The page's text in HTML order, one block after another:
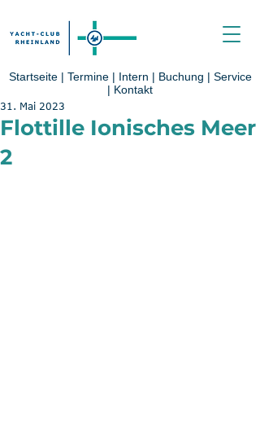
Startseite| Termine | Intern | Buchung | Service
| Kontakt
Flottille Ionisches Meer
2
31. Mai 2023